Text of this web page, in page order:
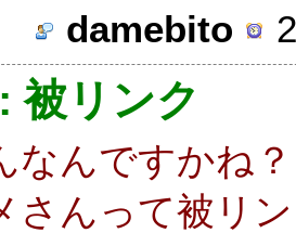
damebito
被リンク
なんですかね
さんって被リ